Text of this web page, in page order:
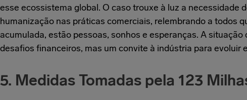
esse ecossistema global. O caso trouxe à luz a necessidade
humanização nas práticas comerciais, relembrando a todos
acumulada, estão pessoas, sonhos e esperanças. A
desafios financeiros, mas um convite à indústria para evoluir
5. Medidas Tomadas pela 123